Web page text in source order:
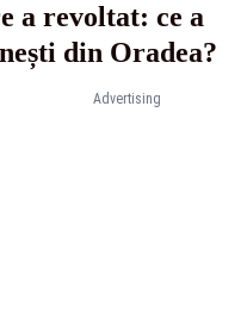
Advertising
a revoltat: ce a
din Oradea?